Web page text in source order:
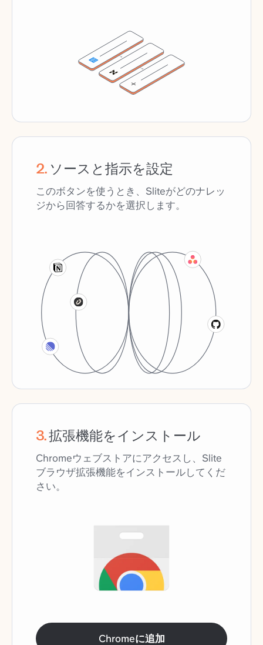
2. ソースと指示を設定
このボタンを使うとき、Sliteがどのナレッ
ジから回答するかを選択します。
3.拡張機能をインストール
Chromeウェブストアにアクセスし、Slite
ブラウザ拡張機能をインストールしてくだ
さい。
Chromeに追加